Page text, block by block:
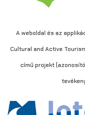
A weboldal és az
Cultural and Active
című projekt